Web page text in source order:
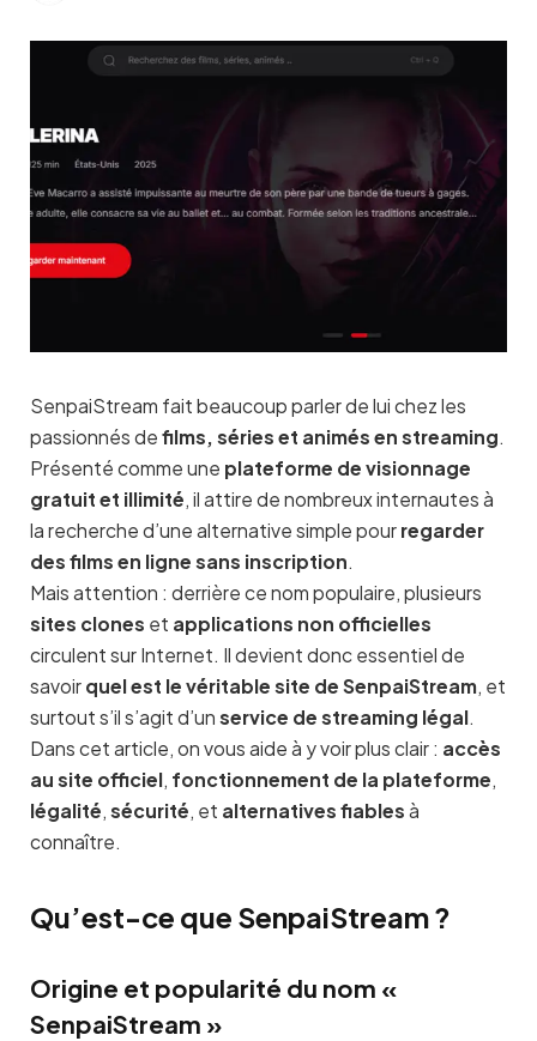
SenpaiStream fait beaucoup parler de lui chez les
passionnés de films, séries et animés en streaming.
Présenté comme une plateforme de visionnage
gratuit et illimité, il attire de nombreux internautes à
la recherche d’une alternative simple pour regarder
des films en ligne sans inscription.
Mais attention : derrière ce nom populaire, plusieurs
sites clones et applications non officielles
circulent sur Internet. Il devient donc essentiel de
savoir quel est le véritable site de SenpaiStream, et
surtout s’il s’agit d’un service de streaming légal.
Dans cet article, on vous aide à y voir plus clair : accès
au site officiel, fonctionnement de la plateforme,
légalité, sécurité, et alternatives fiables à
connaître.
Qu’est-ce que SenpaiStream ?
Origine et popularité du nom «
SenpaiStream »